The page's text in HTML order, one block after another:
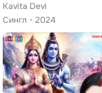
Kavita Devi
Сингл
2024